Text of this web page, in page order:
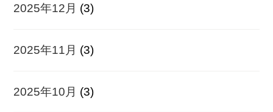
2025年12月 (3)
2025年11月 (3)
2025年10月 (3)